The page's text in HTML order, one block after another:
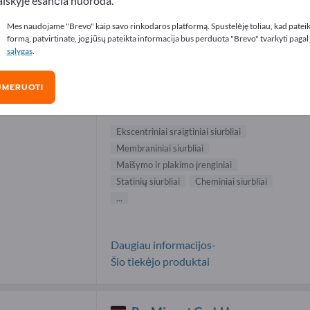
sraigtiniai siurbliai tiekėjai
Ekscentriniai sraigtiniai siurbliai
Membraniniai siurbliai
Maišymo ir plakimo įrenginiai
Statinių siurbliai
Cheminiai siurbliai
...
Daugiau informacijos-
Šio tiekėjo produktai
Mes naudojame "Brevo" kaip savo rinkodaros platformą. Spustelėję toliau, kad
formą, patvirtinate, jog jūsų pateikta informacija bus perduota "Brevo" tvarkyti pagal
sąlygas.